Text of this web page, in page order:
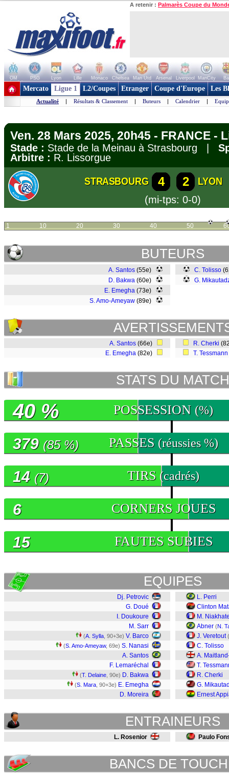
A retenir : Palmarès Coupe du
OM PSG Lyon Lille Monaco Chelsea Man Utd Arsenal Liverpool ManCity
+ de clubs
Mercato Ligue 1 L2/Coupes Etranger Coupe d'Europe Les
Actualité | Résultats & Classement | Buteurs | Calendrier |
Ven. 28 Mars 2025, 20h45 - FRANCE -
Stade : Stade de la Meinau à Strasbourg |
Arbitre : R. Lissorgue
STRASBOURG 4 2
LYON
(mi-tps: 0-0)
1 10 20 30 40 50
BUTEURS
A. Santos (55e)
D. Bakwa (60e)
E. Emegha (73e)
S. Amo-Ameyaw (89e)
C. Tolisso
G.
A. Santos (66e)
E. Emegha (82e)
R. Cherki
T. Tessmann
STATS DU MATCH
POSSESSION (%)
40 %
PASSES (réussies %)
379 (85 %)
TIRS (cadrés)
14 (7)
CORNERS JOUES
6
FAUTES SUBIES
15
EQUIPES
Dj. Petrovic
G. Doué
I. Doukoure
M. Sarr
(A. Sylla , 90+3e) V. Barco
(S. Amo-Ameyaw, 69e) S. Nanasi
A. Santos
F. Lemaréchal
(T. Delaine , 90e) D. Bakwa
(S. Mara , 90+3e) E. Emegha
D. Moreira
L. Perri
Clinton
M.
Abner (N.
J. Veretout (
C. Tolisso
A.
T.
R. Cherki
G.
Ernest
ENTRAINEURS
L. Rosenior Paulo
BANCS DE